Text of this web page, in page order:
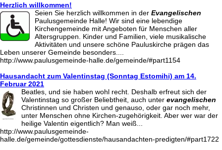
Herzlich willkommen!
Seien Sie herzlich willkommen in der Evangelischen
Paulusgemeinde Halle! Wir sind eine lebendige
Kirchengemeinde mit Angeboten für Menschen aller
Altersgruppen. Kinder und Familien, viele musikalische
Aktivitäten und unsere schöne Pauluskirche prägen das
Leben unserer Gemeinde besonders....
http://www.paulusgemeinde-halle.de/gemeinde/#part1154
Hausandacht zum Valentinstag (Sonntag Estomihi) am 14.
Februar 2021
Beatles, und sie haben wohl recht. Deshalb erfreut sich der
Valentinstag so großer Beliebtheit, auch unter evangelischen
Christinnen und Christen und genauso, oder gar noch mehr,
unter Menschen ohne Kirchen-zugehörigkeit. Aber wer war der
heilige Valentin eigentlich? Man weiß...
http://www.paulusgemeinde-
halle.de/gemeinde/gottesdienste/hausandachten-predigten/#part1722